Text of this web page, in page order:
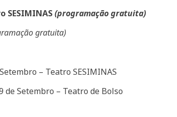
SESIMINAS(programação gratuita)
gratuita)
– Teatro SESIMINAS
Setembro – Teatro de Bolso